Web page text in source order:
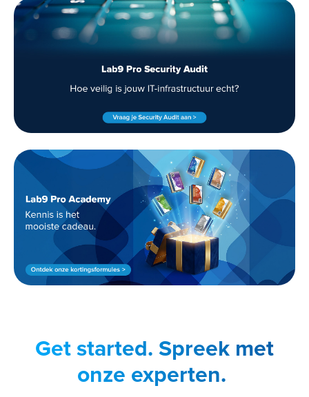
Get started.Spreek met
onze experten.